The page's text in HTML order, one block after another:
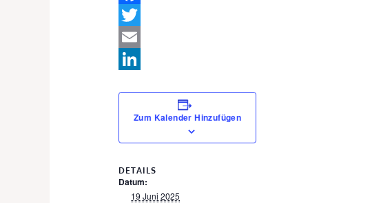
Facebook
Twitter
Email
Zum Kalender Hinzufügen
DETAILS
Datum:
19 Juni 2025